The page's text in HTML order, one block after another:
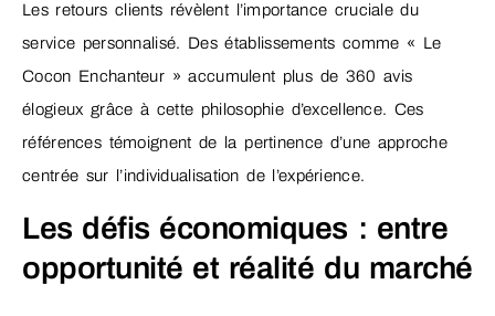
Les retours clients révèlent l’importance cruciale du
service personnalisé. Des établissements comme « Le
Cocon Enchanteur » accumulent plus de 360 avis
élogieux grâce à cette philosophie d’excellence. Ces
références témoignent de la pertinence d’une approche
centrée sur l’individualisation de l’expérience.
Les défis économiques : entre
opportunité et réalité du marché